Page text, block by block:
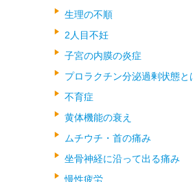
生理の不順
2人目不妊
子宮の内膜の炎症
プロラクチン分泌過剰状態と
不育症
黄体機能の衰え
ムチウチ・首の痛み
坐骨神経に沿って出る痛み
慢性疲労